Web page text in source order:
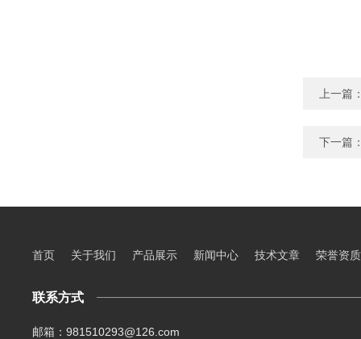
上一篇
下一篇
首页 关于我们 产品展示 新闻中心 技术文章 荣誉资质
联系方式
邮箱：981510293@126.com